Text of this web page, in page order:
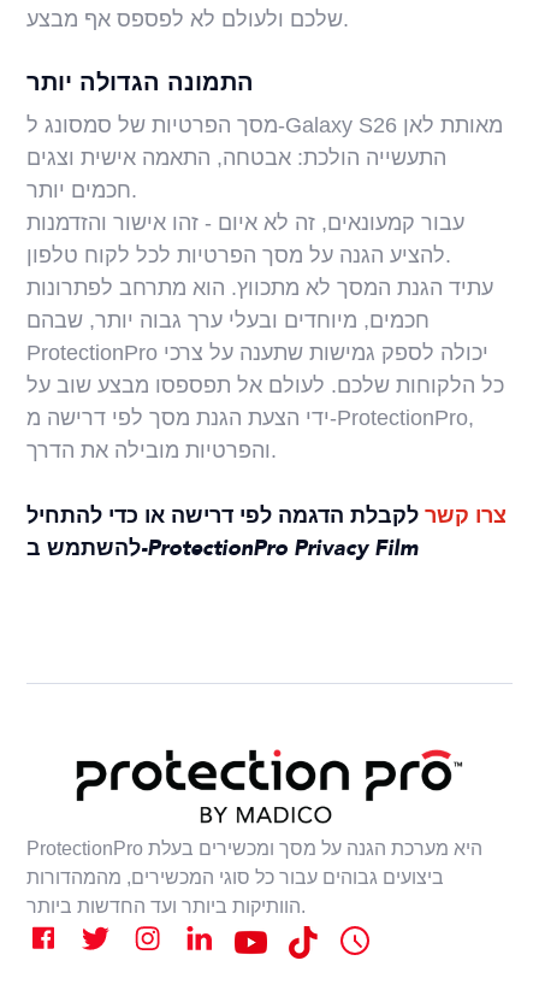
שלכם ולעולם לא לפספס אף מבצע.
התמונה הגדולה יותר
מסך הפרטיות של סמסונג ל-Galaxy S26 מאותת לאן
התעשייה הולכת: אבטחה, התאמה אישית וצגים
חכמים יותר.
עבור קמעונאים, זה לא איום - זהו אישור והזדמנות
להציע הגנה על מסך הפרטיות לכל לקוח טלפון.
עתיד הגנת המסך לא מתכווץ. הוא מתרחב לפתרונות
חכמים, מיוחדים ובעלי ערך גבוה יותר, שבהם
ProtectionPro יכולה לספק גמישות שתענה על צרכי
כל הלקוחות שלכם. לעולם אל תפספסו מבצע שוב על
ידי הצעת הגנת מסך לפי דרישה מ-ProtectionPro,
והפרטיות מובילה את הדרך.
צרו קשרלקבלת הדגמה לפי דרישה או כדי להתחיל
להשתמש ב-ProtectionPro Privacy Film
ProtectionPro היא מערכת הגנה על מסך ומכשירים בעלת
ביצועים גבוהים עבור כל סוגי המכשירים, מהמהדורות
הוותיקות ביותר ועד החדשות ביותר.